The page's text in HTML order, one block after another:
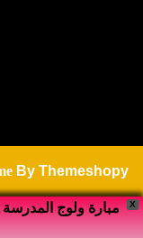
By Themeshopy
X مبارة ولوج المدرسة